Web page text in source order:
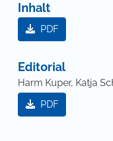
Inhalt
PDF
Editorial
Harm Kuper, Katja
PDF